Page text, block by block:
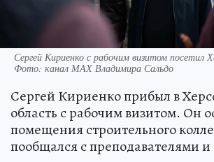
Сергей Кириенко с рабочим визитом посетил
Фото: канал МАХ Владимира Сальдо
Сергей Кириенко прибыл в
область с рабочим визитом. Он
помещения строительного
пообщался с преподавателями